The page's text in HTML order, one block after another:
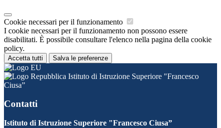
Cookie necessari per il funzionamento
I cookie necessari per il funzionamento non possono essere
disabilitati. È possibile consultare l'elenco nella pagina della cookie
policy.
Accetta tutti Salva le preferenze
Istituto di Istruzione Superiore "Francesco
Ciusa”
Contatti
Istituto di Istruzione Superiore "Francesco Ciusa”